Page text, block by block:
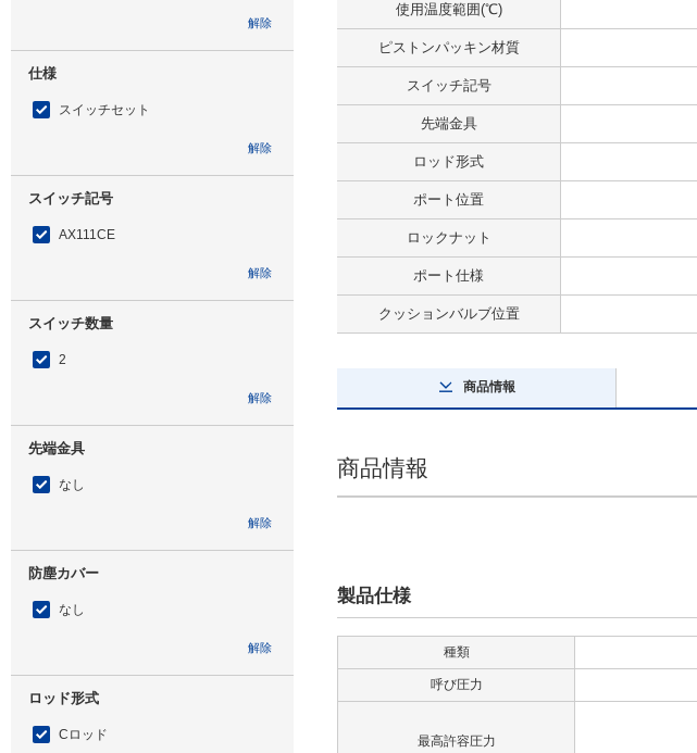
解除
仕様
スイッチセット
解除
スイッチ記号
AX111CE
解除
スイッチ数量
2
解除
先端金具
なし
解除
防塵カバー
なし
解除
ロッド形式
Cロッド
使用温度範囲(℃)
ピストンパッキン材質
スイッチ記号
先端金具
ロッド形式
ポート位置
ロックナット
ポート仕様
クッションバルブ位置
商品情報
商品情報
製品仕様
種類
呼び圧力
最高許容圧力